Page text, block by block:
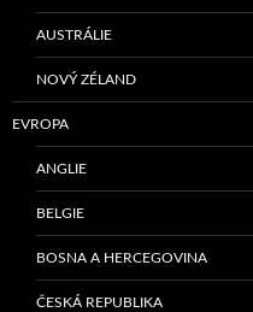
AUSTRÁLIE
NOVÝ ZÉLAND
EVROPA
ANGLIE
BELGIE
BOSNA A HERCEGOVINA
ČESKÁ REPUBLIKA